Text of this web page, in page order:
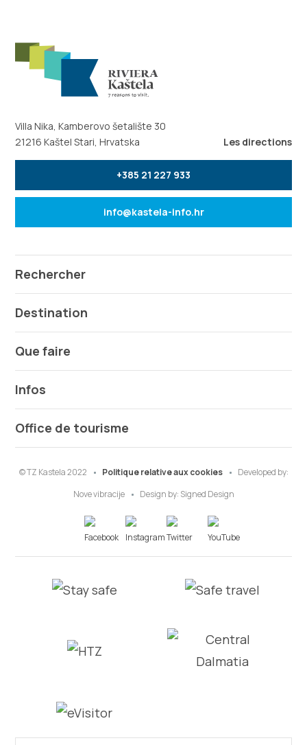
Villa Nika, Kamberovo šetalište 30
21216 Kaštel Stari, Hrvatska
Les directions
+385 21 227 933
info@kastela-info.hr
Rechercher
Destination
Que faire
Infos
Office de tourisme
© TZ Kastela 2022 Politique relative aux cookies
Developed by:
Nove vibracije
Design by: Signed Design